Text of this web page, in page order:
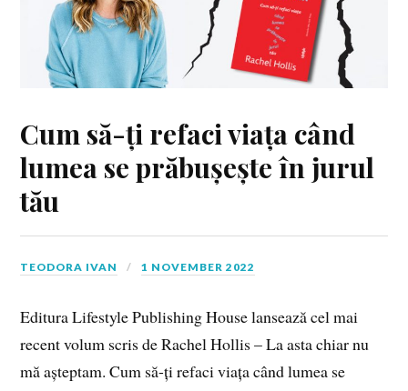
Cum să-ți refaci viața când
lumea se prăbușește în jurul
tău
TEODORA IVAN 1 NOVEMBER 2022
Editura Lifestyle Publishing House lansează cel mai
recent volum scris de Rachel Hollis – La asta chiar nu
mă așteptam. Cum să-ți refaci viața când lumea se